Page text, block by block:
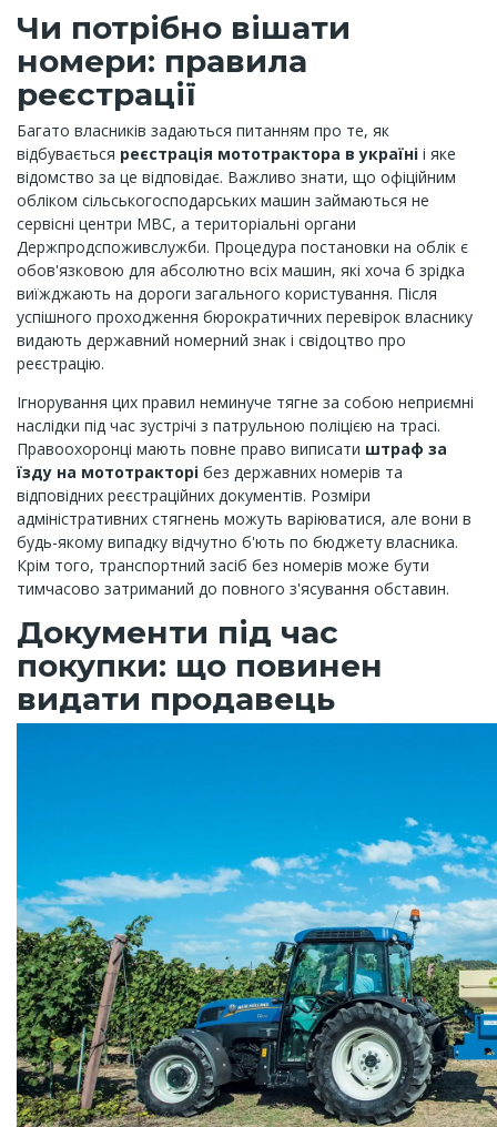
Чи потрібно вішати
номери: правила
реєстрації
Багато власників задаються питанням про те, як
відбувається реєстрація мототрактора в україні і яке
відомство за це відповідає. Важливо знати, що офіційним
обліком сільськогосподарських машин займаються не
сервісні центри МВС, а територіальні органи
Держпродспоживслужби. Процедура постановки на облік є
обов'язковою для абсолютно всіх машин, які хоча б зрідка
виїжджають на дороги загального користування. Після
успішного проходження бюрократичних перевірок власнику
видають державний номерний знак і свідоцтво про
реєстрацію.
Ігнорування цих правил неминуче тягне за собою неприємні
наслідки під час зустрічі з патрульною поліцією на трасі.
Правоохоронці мають повне право виписати штраф за
їзду на мототракторі без державних номерів та
відповідних реєстраційних документів. Розміри
адміністративних стягнень можуть варіюватися, але вони в
будь-якому випадку відчутно б'ють по бюджету власника.
Крім того, транспортний засіб без номерів може бути
тимчасово затриманий до повного з'ясування обставин.
Документи під час
покупки: що повинен
видати продавець